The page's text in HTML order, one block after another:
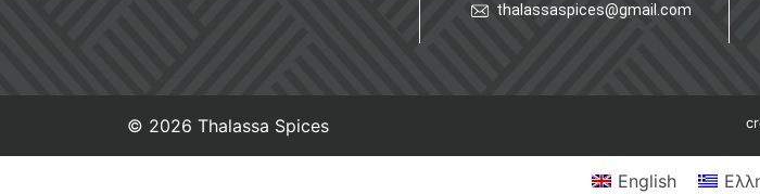
thalassaspices@gmail.com
© 2026 Thalassa Spices
English